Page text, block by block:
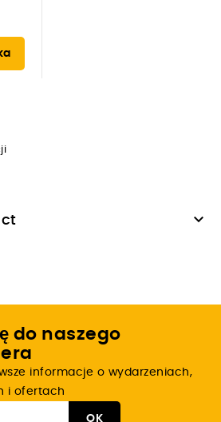

do naszego
informacje o wydarzeniach,
i ofertach